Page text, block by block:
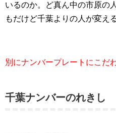
いるのか。ど真ん中の市原の
もだけど千葉よりの人が変え
別にナンバープレートにこだ
千葉ナンバーのれきし